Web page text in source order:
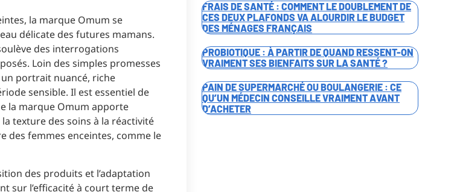
la marque Omum se
délicate des futures mamans.
des interrogations
Loin des simples promesses
portrait nuancé, riche
sensible. Il est essentiel de
la marque Omum apporte
texture des soins à la réactivité
des femmes enceintes, comme le
des produits et l’adaptation
sur l’efficacité à court terme de
FRAIS DE SANTÉ : COMMENT LE DOUBLEMENT DE
CES DEUX PLAFONDS VA ALOURDIR LE BUDGET
DES MÉNAGES FRANÇAIS
PROBIOTIQUE : À PARTIR DE QUAND RESSENT-ON
VRAIMENT SES BIENFAITS SUR LA SANTÉ ?
PAIN DE SUPERMARCHÉ OU BOULANGERIE : CE
QU’UN MÉDECIN CONSEILLE VRAIMENT AVANT
D’ACHETER